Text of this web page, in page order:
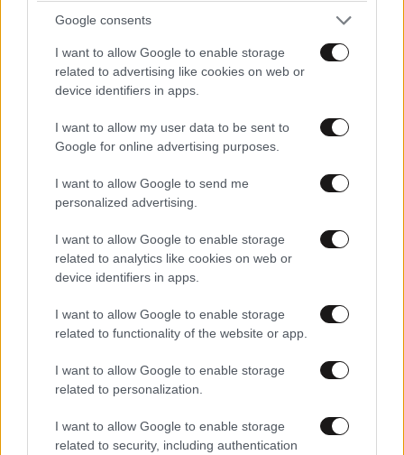
Google consents
I want to allow Google to enable storage
related to advertising like cookies on web or
device identifiers in apps.
I want to allow my user data to be sent to
Google for online advertising purposes.
I want to allow Google to send me
personalized advertising.
I want to allow Google to enable storage
related to analytics like cookies on web or
device identifiers in apps.
I want to allow Google to enable storage
related to functionality of the website or app.
I want to allow Google to enable storage
related to personalization.
I want to allow Google to enable storage
related to security, including authentication
Xαρακτήρες: 0/1000
Διαβάστε και ακολουθήστε τους κανόνες σχολιασμού
TRENDING